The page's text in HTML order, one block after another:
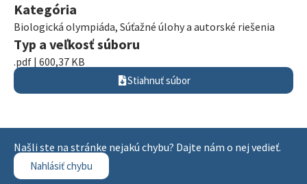
Kategória
Biologická olympiáda, Súťažné úlohy a autorské riešenia
Typ a veľkosť súboru
.pdf | 600,37 KB
Stiahnuť súbor
Našli ste na stránke nejakú chybu? Dajte nám o nej vedieť.
Nahlásiť chybu